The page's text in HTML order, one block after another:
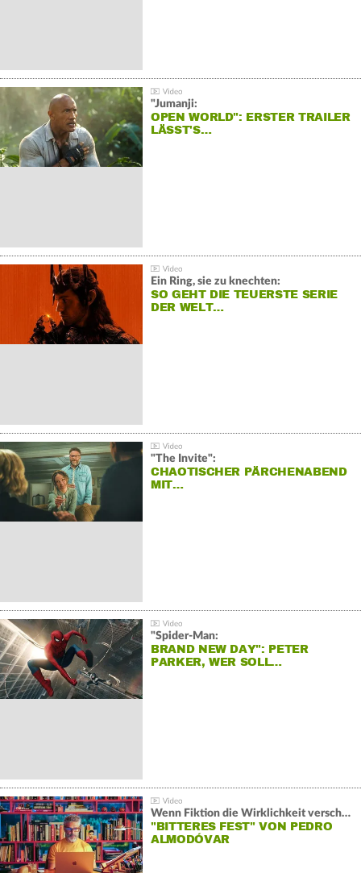
"Jumanji:
OPEN WORLD": ERSTER TRAILER
LÄSST'S…
Ein Ring, sie zu knechten:
SO GEHT DIE TEUERSTE SERIE
DER WELT…
"The Invite":
CHAOTISCHER PÄRCHENABEND
MIT…
"Spider-Man:
BRAND NEW DAY": PETER
PARKER, WER SOLL…
Wenn Fiktion die Wirklichkeit verschiebt:
"BITTERES FEST" VON PEDRO
ALMODÓVAR